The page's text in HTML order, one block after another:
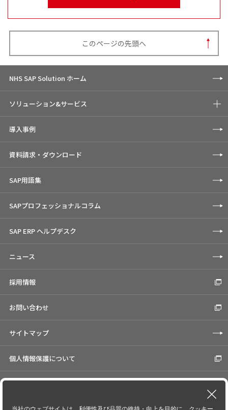
このページの先頭へ
NHS SAP Solution ホーム
ソリューション&サービス
導入事例
資料請求・ダウンロード
SAP用語集
SAPプロフェッショナルコラム
SAP ERP ヘルプデスク
ニュース
採用情報
お問い合わせ
サイトマップ
個人情報保護について
Cookieの使用について